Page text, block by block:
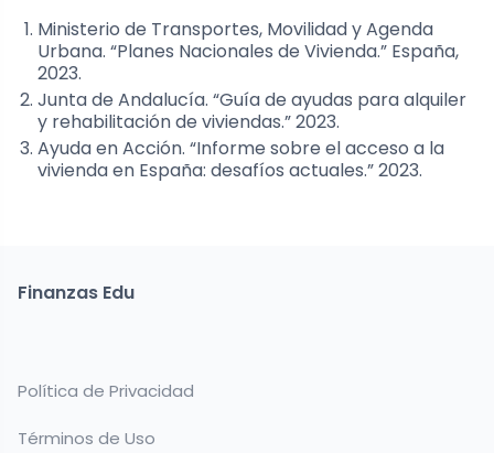
Ministerio de Transportes, Movilidad y Agenda
Urbana. “Planes Nacionales de Vivienda.” España,
2023.
Junta de Andalucía. “Guía de ayudas para alquiler
y rehabilitación de viviendas.” 2023.
Ayuda en Acción. “Informe sobre el acceso a la
vivienda en España: desafíos actuales.” 2023.
Finanzas Edu
Política de Privacidad
Términos de Uso